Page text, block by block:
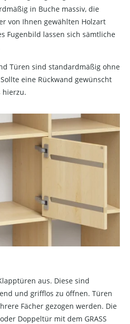
in Buche massiv, die
von Ihnen gewählten Holzart
Fugenbild lassen sich sämtliche
Türen sind standardmäßig ohne
eine Rückwand gewünscht
hierzu.
aus. Diese sind
und grifflos zu öffnen. Türen
Fächer gezogen werden. Die
Doppeltür mit dem GRASS